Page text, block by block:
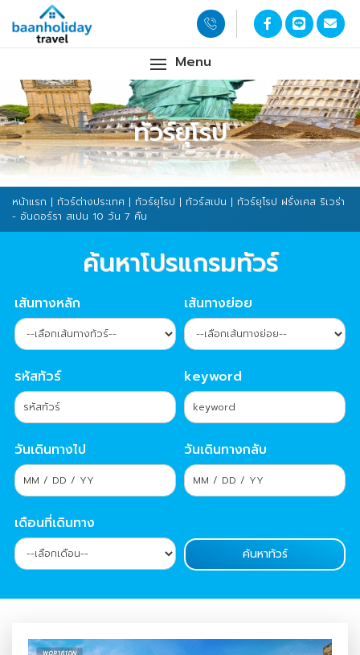
Menu
ทัวร์ยุโรป
หน้าแรก | ทัวร์ต่างประเทศ | ทัวร์ยุโรป | ทัวร์สเปน | ทัวร์ยุโรป ฝรั่งเศส ริเวร่า
- อันดอร์รา สเปน 10 วัน 7 คืน
ค้นหาโปรแกรมทัวร์
เส้นทางหลัก เส้นทางย่อย
รหัสทัวร์ keyword
วันเดินทางไป วันเดินทางกลับ
เดือนที่เดินทาง